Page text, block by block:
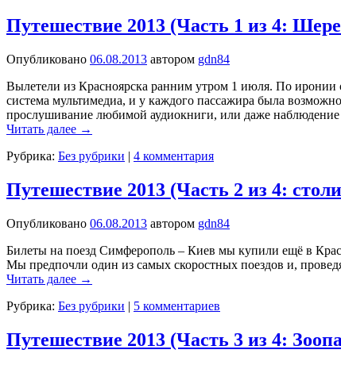
Путешествие 2013 (Часть 1 из 4:
Опубликовано 06.08.2013 автором gdn84
Вылетели из Красноярска ранним утром 1 июля. По иронии
система мультимедиа, и у каждого пассажира была
прослушивание любимой аудиокниги, или даже наблюдение
Читать далее →
Рубрика: Без рубрики | 4 комментария
Путешествие 2013 (Часть 2 из 4:
Опубликовано 06.08.2013 автором gdn84
Билеты на поезд Симферополь – Киев мы купили ещё в
Мы предпочли один из самых скоростных поездов и,
Читать далее →
Рубрика: Без рубрики | 5 комментариев
Путешествие 2013 (Часть 3 из 4: